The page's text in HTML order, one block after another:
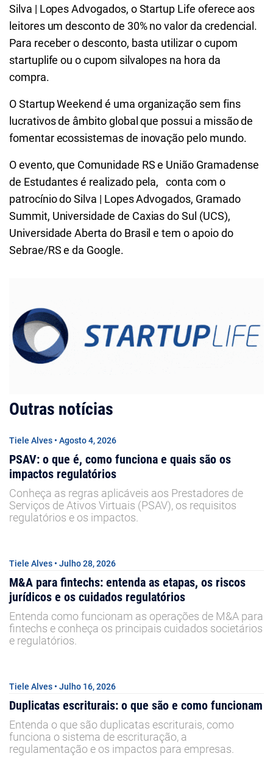
Silva | Lopes Advogados, o Startup Life oferece aos
leitores um desconto de 30% no valor da credencial.
Para receber o desconto, basta utilizar o cupom
startuplife ou o cupom silvalopes na hora da
compra.
O Startup Weekend é uma organização sem fins
lucrativos de âmbito global que possui a missão de
fomentar ecossistemas de inovação pelo mundo.
O evento, que Comunidade RS e União Gramadense
de Estudantes é realizado pela, conta com o
patrocínio do Silva | Lopes Advogados, Gramado
Summit, Universidade de Caxias do Sul (UCS),
Universidade Aberta do Brasil e tem o apoio do
Sebrae/RS e da Google.
Outras notícias
Tiele Alves • Agosto 4, 2026
PSAV: o que é, como funciona e quais são os
impactos regulatórios
Conheça as regras aplicáveis aos Prestadores de
Serviços de Ativos Virtuais (PSAV), os requisitos
regulatórios e os impactos.
Tiele Alves • Julho 28, 2026
M&A para fintechs: entenda as etapas, os riscos
jurídicos e os cuidados regulatórios
Entenda como funcionam as operações de M&A para
fintechs e conheça os principais cuidados societários
e regulatórios.
Tiele Alves • Julho 16, 2026
Duplicatas escriturais: o que são e como funcionam
Entenda o que são duplicatas escriturais, como
funciona o sistema de escrituração, a
regulamentação e os impactos para empresas.